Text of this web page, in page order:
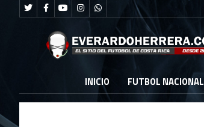
INICIO FUTBOL NACIONAL